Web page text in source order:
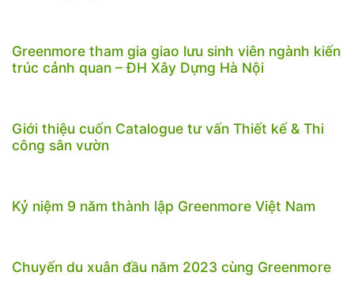
Greenmore tham gia giao lưu sinh viên ngành kiến
trúc cảnh quan – ĐH Xây Dựng Hà Nội
Giới thiệu cuốn Catalogue tư vấn Thiết kế & Thi
công sân vườn
Kỷ niệm 9 năm thành lập Greenmore Việt Nam
Chuyến du xuân đầu năm 2023 cùng Greenmore